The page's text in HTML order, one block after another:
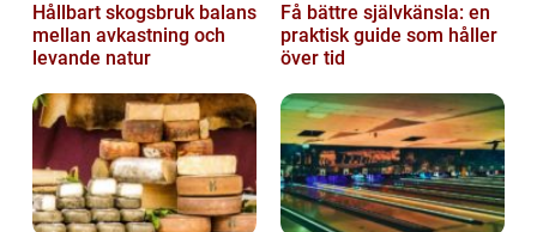
Hållbart skogsbruk balans
mellan avkastning och
levande natur
Få bättre självkänsla: en
praktisk guide som håller
över tid